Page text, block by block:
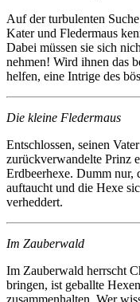
Auf der turbulenten
Kater und Fledermaus
Dabei müssen sie sich
nehmen! Wird ihnen das
helfen, eine Intrige des
Die kleine Fledermaus
Entschlossen, seinen
zurückverwandelte Prinz
Erdbeerhexe. Dumm nur,
auftaucht und die Hexe
verheddert.
Im Zauberwald
Im Zauberwald herrscht
bringen, ist geballte
zusammenhalten. Wer